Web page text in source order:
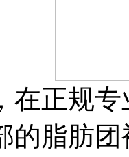
正规专
的脂肪